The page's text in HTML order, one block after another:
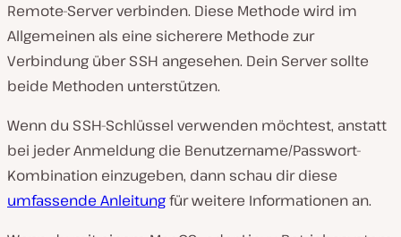
Remote-Server verbinden. Diese Methode wird im
Allgemeinen als eine sicherere Methode zur
Verbindung über SSH angesehen. Dein Server sollte
beide Methoden unterstützen.
Wenn du SSH-Schlüssel verwenden möchtest, anstatt
bei jeder Anmeldung die Benutzername/Passwort-
Kombination einzugeben, dann schau dir diese
umfassende Anleitungfür weitere Informationen an.